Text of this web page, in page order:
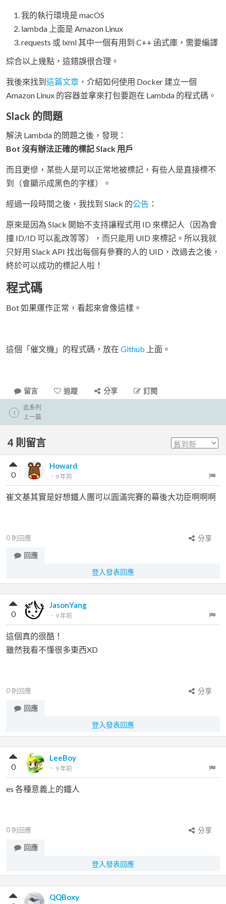
我的執行環境是 macOS
lambda 上面是 Amazon Linux
requests 或 lxml 其中一個有用到 C++ 函式庫，需要編譯
綜合以上幾點，這錯誤很合理。
我後來找到 這篇文章 ，介紹如何使用 Docker 建立一個
Amazon Linux 的容器並拿來打包要跑在 Lambda 的程式碼。
Slack 的問題
解決 Lambda 的問題之後，發現：
Bot 沒有辦法正確的標記 Slack 用戶
而且更慘，某些人是可以正常地被標記，有些人是直接標不
到（會顯示成黑色的字樣）。
經過一段時間之後，我找到 Slack 的公告 ：
原來是因為 Slack 開始不支持讓程式用 ID 來標記人（因為會
撞 ID/ID 可以亂改等等），而只能用 UID 來標記。所以我就
只好用 Slack API 找出每個有參賽的人的 UID，改過去之後，
終於可以成功的標記人啦！
程式碼
Bot 如果運作正常，看起來會像這樣。
這個「催文機」的程式碼，放在 Github 上面。
留言 追蹤 分享 訂閱
此系列
上一篇
4 則留言
Howard
． 9 年前
0
崔文基其實是好想鐵人團可以圓滿完賽的幕後大功臣啊啊啊
0 則回應
分享
回應
登入發表回應
JasonYang
． 9 年前
0
這個真的很酷！
雖然我看不懂很多東西XD
0 則回應
分享
回應
登入發表回應
LeeBoy
． 9 年前
0
es 各種意義上的鐵人
0 則回應
分享
回應
登入發表回應
QQBoxy